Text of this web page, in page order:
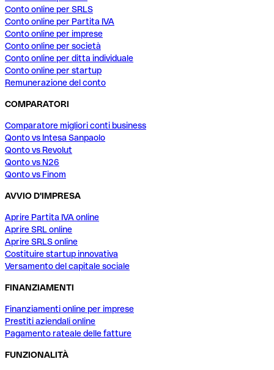
Conto online per SRLS
Conto online per Partita IVA
Conto online per imprese
Conto online per società
Conto online per ditta individuale
Conto online per startup
Remunerazione del conto
COMPARATORI
Comparatore migliori conti business
Qonto vs Intesa Sanpaolo
Qonto vs Revolut
Qonto vs N26
Qonto vs Finom
AVVIO D'IMPRESA
Aprire Partita IVA online
Aprire SRL online
Aprire SRLS online
Costituire startup innovativa
Versamento del capitale sociale
FINANZIAMENTI
Finanziamenti online per imprese
Prestiti aziendali online
Pagamento rateale delle fatture
FUNZIONALITÀ